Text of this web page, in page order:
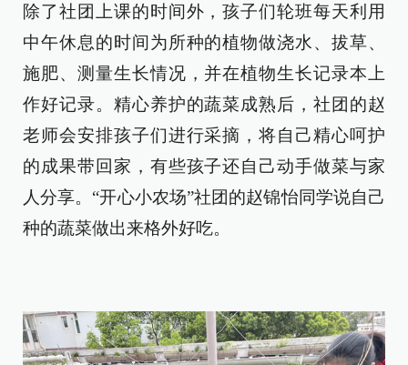
除了社团上课的时间外，孩子们轮班每天利用
中午休息的时间为所种的植物做浇水、拔草、
施肥、测量生长情况，并在植物生长记录本上
作好记录。精心养护的蔬菜成熟后，社团的赵
老师会安排孩子们进行采摘，将自己精心呵护
的成果带回家，有些孩子还自己动手做菜与家
人分享。“开心小农场”社团的赵锦怡同学说自己
种的蔬菜做出来格外好吃。